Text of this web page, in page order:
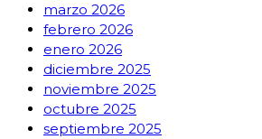
marzo 2026
febrero 2026
enero 2026
diciembre 2025
noviembre 2025
octubre 2025
septiembre 2025